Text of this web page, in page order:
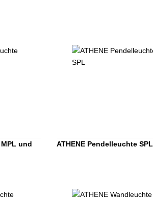
und
ATHENE Pendelleuchte SPL